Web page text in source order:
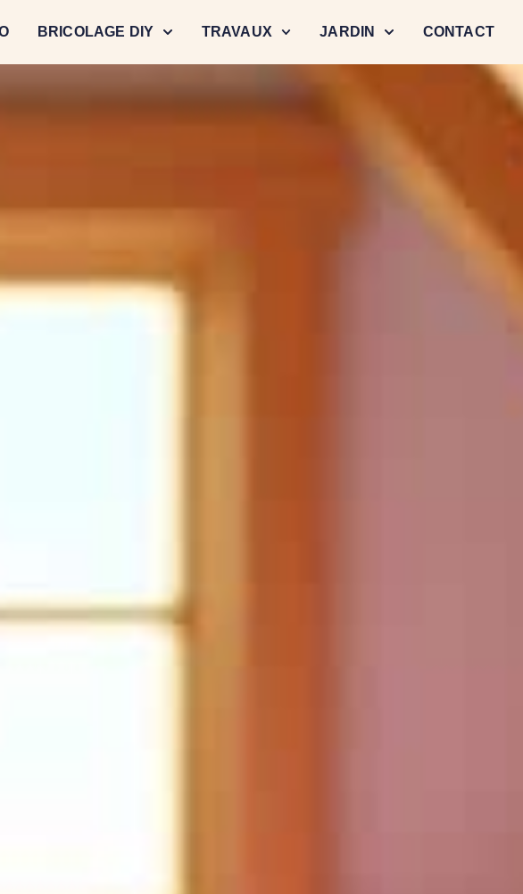
BRICOLAGE DIY TRAVAUX JARDIN CONTACT